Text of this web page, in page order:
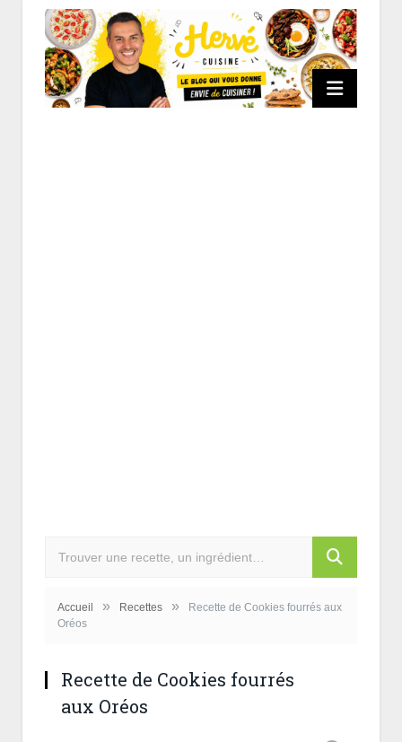
Accueil » Recettes »
Recette de Cookies fourrés aux
Oréos
Recette de Cookies fourrés
aux Oréos